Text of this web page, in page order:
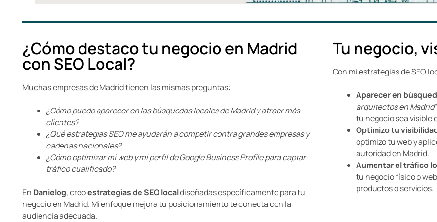
¿Cómo destaco tu negocio en Madrid
con SEO Local?
Muchas empresas de Madrid tienen las mismas preguntas:
¿Cómo puedo aparecer en las búsquedas locales de Madrid y atraer más
clientes?
¿Qué estrategias SEO me ayudarán a competir contra grandes empresas y
cadenas nacionales?
¿Cómo optimizar mi web y mi perfil de Google Business Profile para captar
tráfico cualificado?
En Danielog, creoestrategias de SEO localdiseñadas específicamente para tu
negocio en Madrid. Mi enfoque mejora tu posicionamiento te conecta con la
audiencia adecuada.
Tu negocio,
Con mi estrategias de SEO
Aparecer en
arquitectos en Madrid
tu negocio sea visible
Optimizo tu
optimizo tu web y
autoridad en Madrid.
Aumentar el tráfico
tu negocio físico o
productos o servicios.